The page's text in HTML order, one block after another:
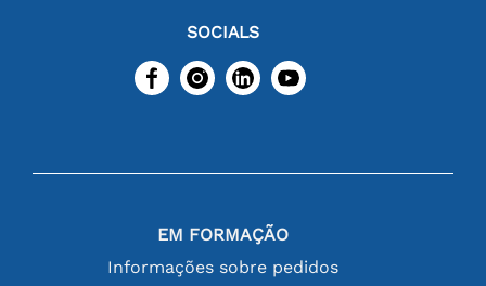
SOCIALS
EM FORMAÇÃO
Informações sobre pedidos